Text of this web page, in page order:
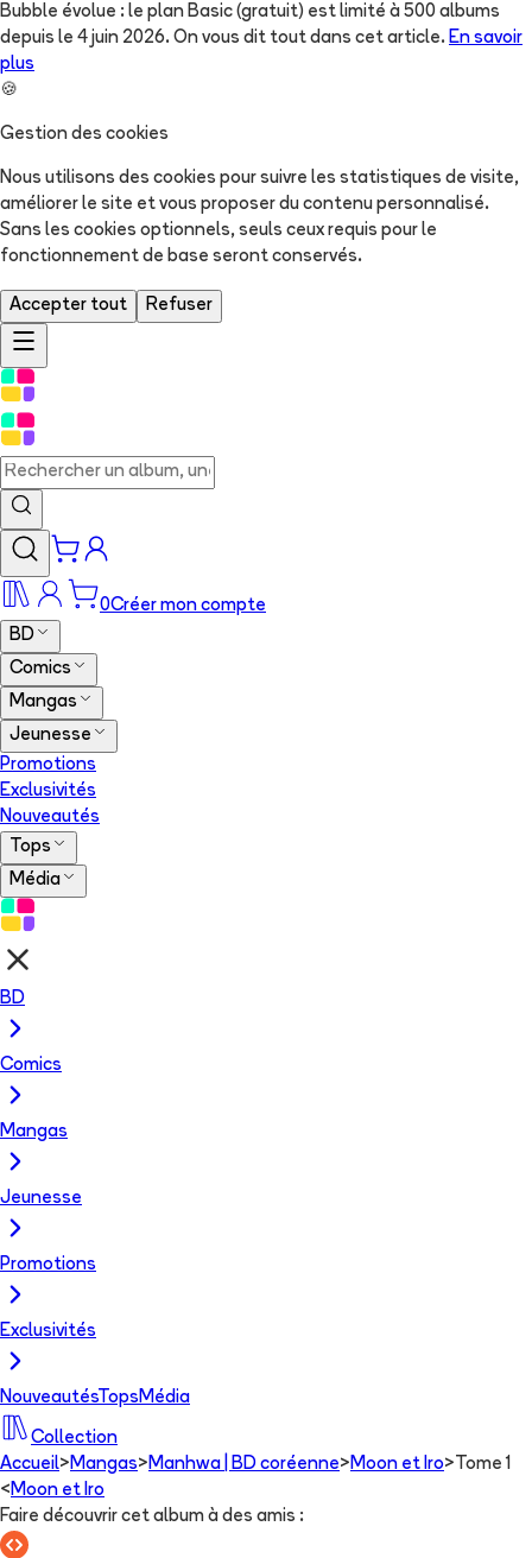
Bubble évolue : le plan Basic (gratuit) est limité à 500 albums
depuis le 4 juin 2026. On vous dit tout dans cet article. En savoir
plus
🍪
Gestion des cookies
Nous utilisons des cookies pour suivre les statistiques de visite,
améliorer le site et vous proposer du contenu personnalisé.
Sans les cookies optionnels, seuls ceux requis pour le
fonctionnement de base seront conservés.
Accepter tout Refuser
0Créer mon compte
BD
Comics
Mangas
Jeunesse
Promotions
Exclusivités
Nouveautés
Tops
Média
BD
Comics
Mangas
Jeunesse
Promotions
Exclusivités
NouveautésTops Média
Collection
Accueil> Mangas> Manhwa | BD coréenne> Moon et Iro> Tome 1
< Moon et Iro
Faire découvrir cet album à des amis :